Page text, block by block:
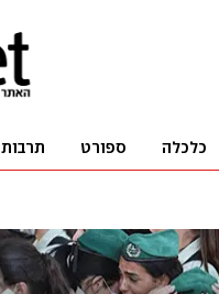
כלכלה ספורט תרבות